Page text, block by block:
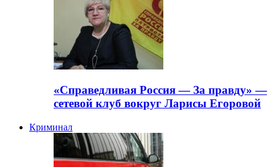
«Справедливая Россия — За правду» —
сетевой клуб вокруг Ларисы Егоровой
Криминал